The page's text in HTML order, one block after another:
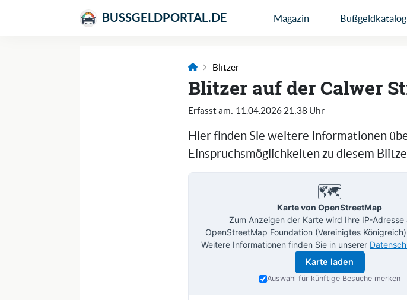
BUSSGELDPORTAL.DE Magazin Bußgeldkatalog
Blitzer
Blitzer auf der Calwer
Erfasst am: 11.04.2026 21:38 Uhr
Hier finden Sie weitere Informationen
Einspruchsmöglichkeiten zu diesem
🗺️
Karte von OpenStreetMap
Zum Anzeigen der Karte wird Ihre IP-Adresse
OpenStreetMap Foundation (Vereinigtes
Weitere Informationen finden Sie in unserer
Karte laden
Auswahl für künftige Besuche merken